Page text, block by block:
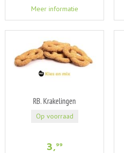
Meer informatie
RB. Krakelingen
3,99
Op voorraad